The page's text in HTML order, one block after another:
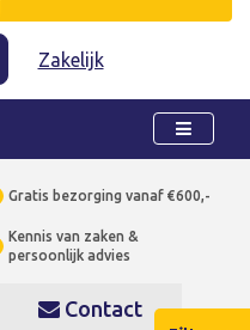
Zakelijk
Gratis bezorging vanaf €600,-
Kennis van zaken &
persoonlijk advies
Contact